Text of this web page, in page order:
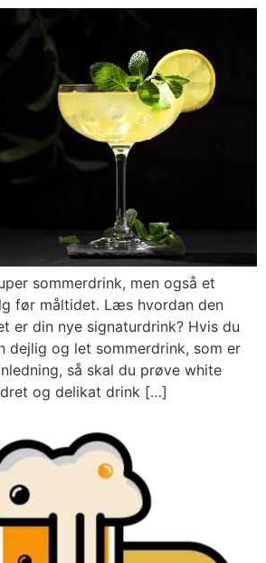
sommerdrink, men også et
før måltidet. Læs hvordan den
er din nye signaturdrink? Hvis du
dejlig og let sommerdrink, som er
så skal du prøve white
og delikat drink […]